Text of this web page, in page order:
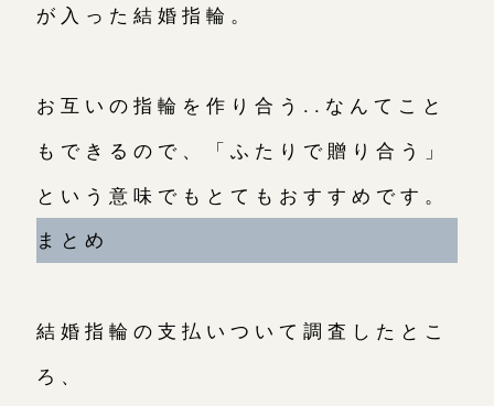
が入った結婚指輪。
お互いの指輪を作り合う..なんてこと
もできるので、「ふたりで贈り合う」
という意味でもとてもおすすめです。
まとめ
結婚指輪の支払いついて調査したとこ
ろ、